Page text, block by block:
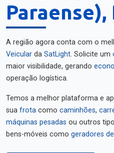
Paraense),
A região agora conta com o
Veicular da SatLight. Solicite um
maior visibilidade, gerando
operação logística.
Temos a melhor plataforma e
sua frota como caminhões,
máquinas pesadas ou outros
bens-móveis como geradores